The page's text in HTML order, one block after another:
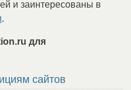
и заинтересованы в
.
для
сайтов